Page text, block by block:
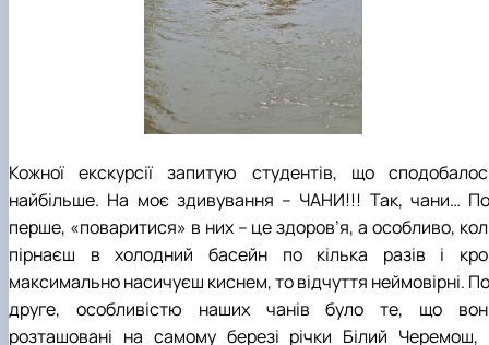
Кожної екскурсії запитую студентів, що
найбільше. На моє здивування – ЧАНИ!!! Так, чани…
перше, «поваритися» в них – це здоров’я, а особливо,
пірнаєш в холодний басейн по кілька разів і
максимально насичуєш киснем, то відчуття неймовірні.
друге, особливістю наших чанів було те, що
розташовані на самому березі річки Білий Черемош,